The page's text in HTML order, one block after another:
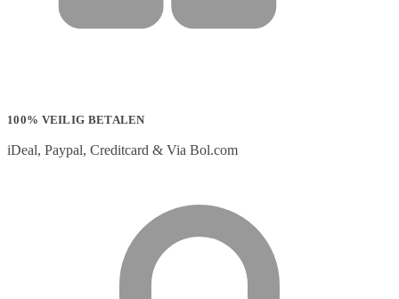
100% VEILIG BETALEN
iDeal, Paypal, Creditcard & Via Bol.com